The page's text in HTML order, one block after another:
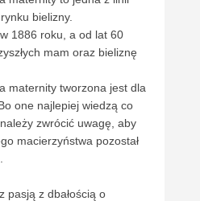
bielizny.
1886 roku, a od lat 60
mam oraz bieliznę
maternity tworzona jest dla
one najlepiej wiedzą co
zwrócić uwagę, aby
macierzyństwa pozostał
pasją z dbałością o